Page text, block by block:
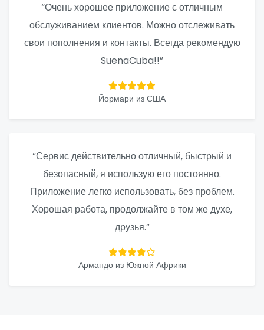
“Очень хорошее приложение с отличным
обслуживанием клиентов. Можно отслеживать
свои пополнения и контакты. Всегда рекомендую
SuenaCuba!!”
Йормари из США
“Сервис действительно отличный, быстрый и
безопасный, я использую его постоянно.
Приложение легко использовать, без проблем.
Хорошая работа, продолжайте в том же духе,
друзья.”
Армандо из Южной Африки